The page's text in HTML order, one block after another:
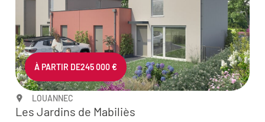
À PARTIR DE245 000 €
LOUANNEC
Les Jardins de Mabiliès